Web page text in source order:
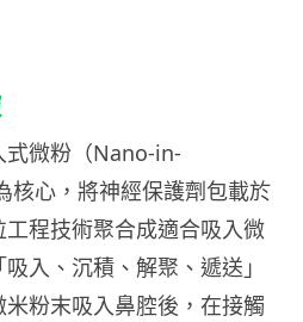
式微粉（Nano-in-
核心，將神經保護劑包載於
程技術聚合成適合吸入微
入、沉積、解聚、遞送」
粉末吸入鼻腔後，在接觸